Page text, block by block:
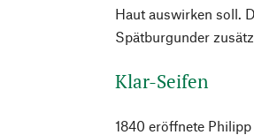
Haut auswirken soll.
Spätburgunder
Klar-Seifen
1840 eröffnete